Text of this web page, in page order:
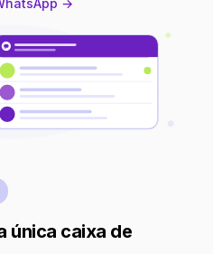
→
única caixa de